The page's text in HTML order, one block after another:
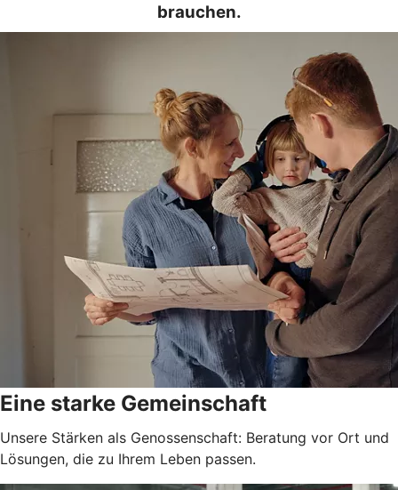
brauchen.
Eine starke Gemeinschaft
Unsere Stärken als Genossenschaft: Beratung vor Ort und
Lösungen, die zu Ihrem Leben passen.